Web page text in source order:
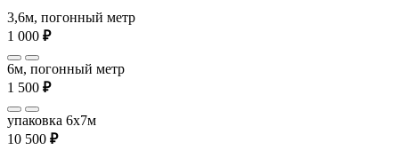
3,6м, погонный метр
1 000 ₽
6м, погонный метр
1 500 ₽
упаковка 6x7м
10 500 ₽